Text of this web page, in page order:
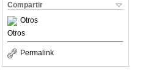
Compartir
Otros
Otros
Permalink